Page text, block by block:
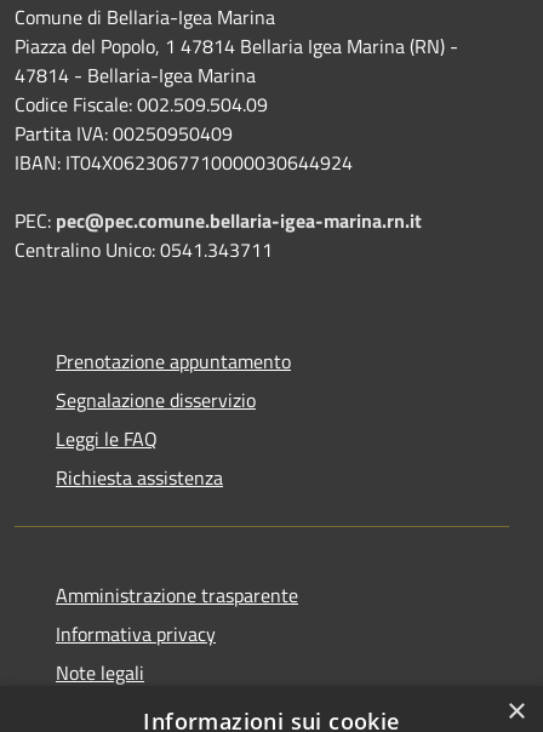
Comune di Bellaria-Igea Marina
Piazza del Popolo, 1 47814 Bellaria Igea Marina (RN) -
47814 - Bellaria-Igea Marina
Codice Fiscale: 002.509.504.09
Partita IVA: 00250950409
IBAN: IT04X0623067710000030644924
PEC: pec@pec.comune.bellaria-igea-marina.rn.it
Centralino Unico: 0541.343711
Prenotazione appuntamento
Segnalazione disservizio
Leggi le FAQ
Richiesta assistenza
Amministrazione trasparente
Informativa privacy
Note legali
Dichiarazione di accessibilità
×
Informazioni sui cookie